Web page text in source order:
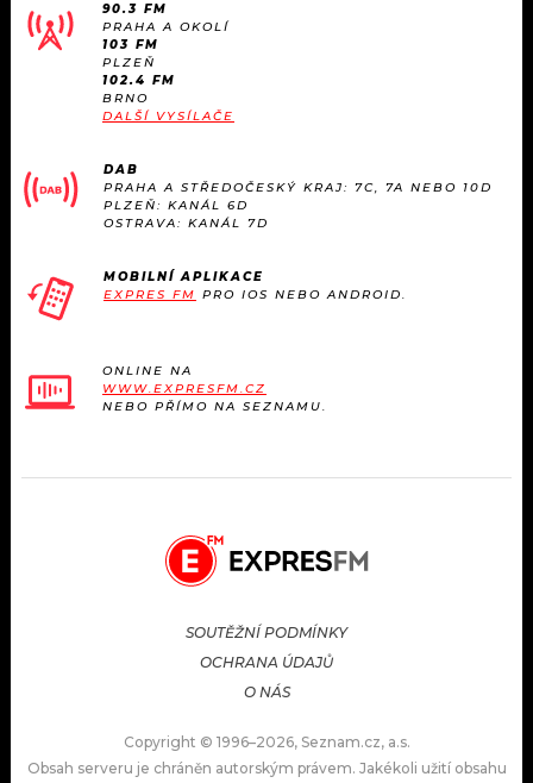
90.3 FM
PRAHA A OKOLÍ
103 FM
PLZEŇ
102.4 FM
BRNO
DALŠÍ VYSÍLAČE
DAB
PRAHA A STŘEDOČESKÝ KRAJ: 7C, 7A NEBO 10D
PLZEŇ: KANÁL 6D
OSTRAVA: KANÁL 7D
MOBILNÍ APLIKACE
EXPRES FM PRO IOS NEBO ANDROID.
ONLINE NA
WWW.EXPRESFM.CZ
NEBO PŘÍMO NA SEZNAMU.
SOUTĚŽNÍ PODMÍNKY
OCHRANA ÚDAJŮ
O NÁS
Copyright © 1996–2026, Seznam.cz, a.s.
Obsah serveru je chráněn autorským právem. Jakékoli užití obsahu